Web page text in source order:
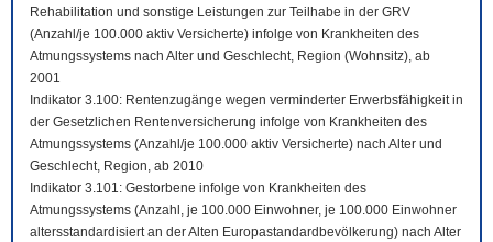
Rehabilitation und sonstige Leistungen zur Teilhabe in der GRV
(Anzahl/je 100.000 aktiv Versicherte) infolge von Krankheiten des
Atmungssystems nach Alter und Geschlecht, Region (Wohnsitz), ab
2001
Indikator 3.100: Rentenzugänge wegen verminderter Erwerbsfähigkeit in
der Gesetzlichen Rentenversicherung infolge von Krankheiten des
Atmungssystems (Anzahl/je 100.000 aktiv Versicherte) nach Alter und
Geschlecht, Region, ab 2010
Indikator 3.101: Gestorbene infolge von Krankheiten des
Atmungssystems (Anzahl, je 100.000 Einwohner, je 100.000 Einwohner
altersstandardisiert an der Alten Europastandardbevölkerung) nach Alter